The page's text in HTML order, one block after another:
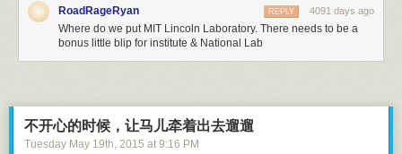
在这种局面下人类当何以自处呢？我们应该像霍金说的那样惧怕人工智能
吗？或者心甘情愿地给机器人当宠物吗？
这就到了我要说的下一个阶段，人得靠创造新知识来赚钱。机器人会的所
人的一个任务是打破常规。近年美国总统选举越来越强调大数据的作用，
候选人举手投足都试图合乎机器的要求，处处循规蹈矩地满足选民，结果
RoadRageRyan 4091 days ago
REPLY
Where do we put MIT Lincoln Laboratory. There needs to be a
bonus little blip for institute & National Lab
不开心的时候，让马儿牵着出去遛遛
Tuesday May 19th, 2015 at 9:16 PM